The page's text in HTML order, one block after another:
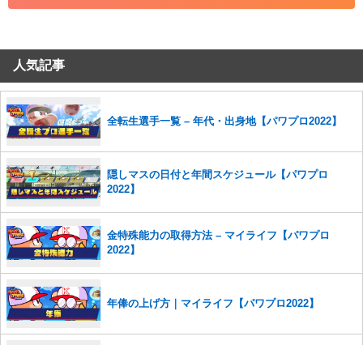
コメントの削除を申請する
せていただきます。ご了承ください。
※一度削除したコメントは復元ができませんのでご注意くだ
さい。
った場合は、法的措置をとらせていただく場合もございますので、あら
かじめご理解くださいませ。
人気記事
全転生選手一覧 – 年代・出身地【パワプロ2022】
隠しマスの日付と年間スケジュール【パワプロ
2022】
金特殊能力の取得方法 – マイライフ【パワプロ
2022】
年俸の上げ方｜マイライフ【パワプロ2022】